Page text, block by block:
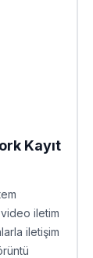
Kayıt
iletim
iletişim